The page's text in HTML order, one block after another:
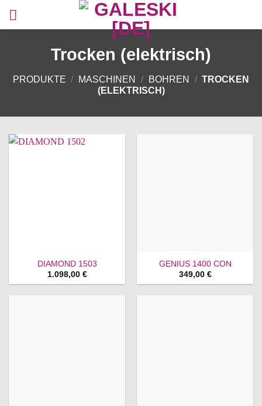
Inhalt
Trocken (elektrisch)
PRODUKTE / MASCHINEN / BOHREN / TROCKEN
(ELEKTRISCH)
DIAMOND 1503
1.098,00 €
GENIUS 1400 CON
349,00 €